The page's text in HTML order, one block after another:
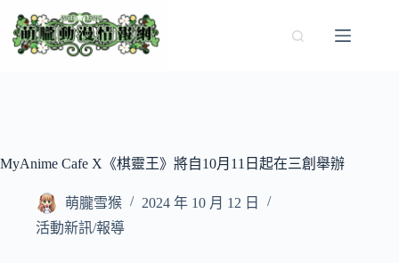
至
MyAnime Cafe X《棋靈王》將自10月11日起在三創舉辦
萌朧雪猴
2024 年 10 月 12 日
活動新訊/報導